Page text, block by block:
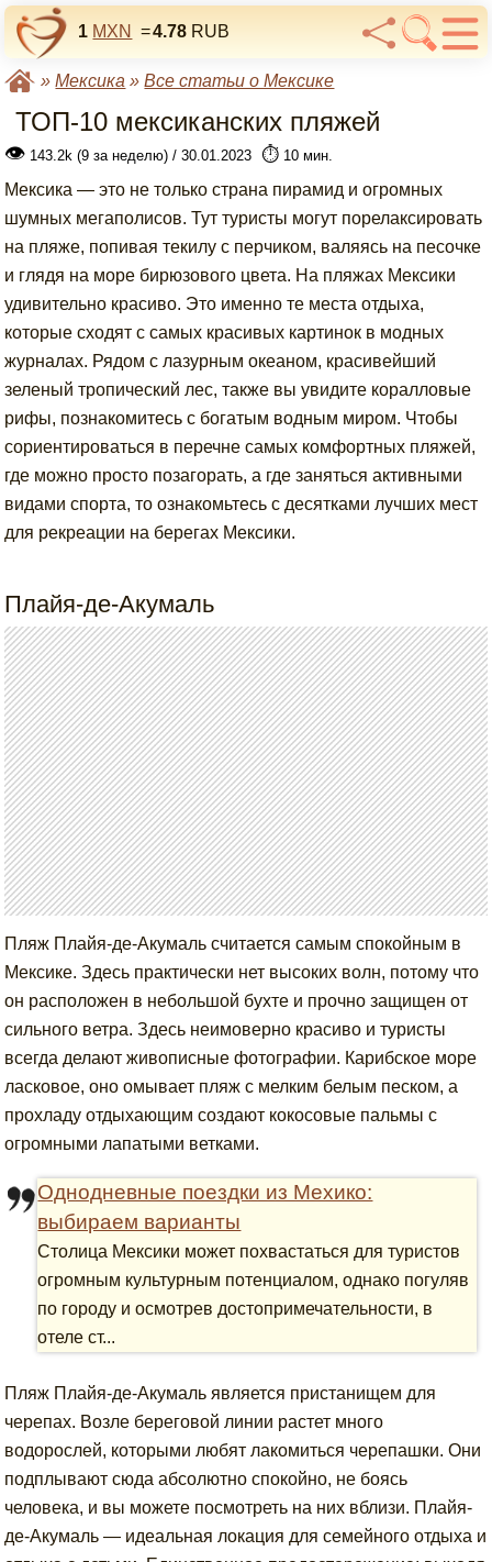
1 MXN =4.78 RUB
»Мексика »Все статьи о Мексике
ТОП-10 мексиканских пляжей
👁 143.2k (9 за неделю) / 30.01.2023 ⏱️ 10 мин.
Мексика — это не только страна пирамид и огромных
шумных мегаполисов. Тут туристы могут порелаксировать
на пляже, попивая текилу с перчиком, валяясь на песочке
и глядя на море бирюзового цвета. На пляжах Мексики
удивительно красиво. Это именно те места отдыха,
которые сходят с самых красивых картинок в модных
журналах. Рядом с лазурным океаном, красивейший
зеленый тропический лес, также вы увидите коралловые
рифы, познакомитесь с богатым водным миром. Чтобы
сориентироваться в перечне самых комфортных пляжей,
где можно просто позагорать, а где заняться активными
видами спорта, то ознакомьтесь с десятками лучших мест
для рекреации на берегах Мексики.
Плайя-де-Акумаль
Пляж Плайя-де-Акумаль считается самым спокойным в
Мексике. Здесь практически нет высоких волн, потому что
он расположен в небольшой бухте и прочно защищен от
сильного ветра. Здесь неимоверно красиво и туристы
всегда делают живописные фотографии. Карибское море
ласковое, оно омывает пляж с мелким белым песком, а
прохладу отдыхающим создают кокосовые пальмы с
огромными лапатыми ветками.
Однодневные поездки из Мехико:
выбираем варианты
Столица Мексики может похвастаться для туристов
огромным культурным потенциалом, однако погуляв
по городу и осмотрев достопримечательности, в
отеле ст...
Пляж Плайя-де-Акумаль является пристанищем для
черепах. Возле береговой линии растет много
водорослей, которыми любят лакомиться черепашки. Они
подплывают сюда абсолютно спокойно, не боясь
человека, и вы можете посмотреть на них вблизи. Плайя-
де-Акумаль — идеальная локация для семейного отдыха и